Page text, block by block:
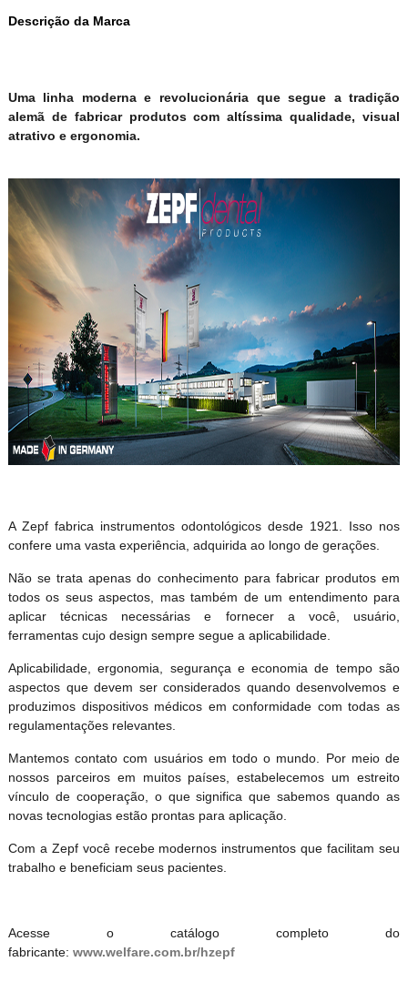
Descrição da Marca
Uma linha moderna e revolucionária que segue a tradição
alemã de fabricar produtos com altíssima qualidade, visual
atrativo e ergonomia.
A Zepf fabrica instrumentos odontológicos desde 1921. Isso nos
confere uma vasta experiência, adquirida ao longo de gerações.
Não se trata apenas do conhecimento para fabricar produtos em
todos os seus aspectos, mas também de um entendimento para
aplicar técnicas necessárias e fornecer a você, usuário,
ferramentas cujo design sempre segue a aplicabilidade.
Aplicabilidade, ergonomia, segurança e economia de tempo são
aspectos que devem ser considerados quando desenvolvemos e
produzimos dispositivos médicos em conformidade com todas as
regulamentações relevantes.
Mantemos contato com usuários em todo o mundo. Por meio de
nossos parceiros em muitos países, estabelecemos um estreito
vínculo de cooperação, o que significa que sabemos quando as
novas tecnologias estão prontas para aplicação.
Com a Zepf você recebe modernos instrumentos que facilitam seu
trabalho e beneficiam seus pacientes.
Acesse o catálogo completo do
fabricante: www.welfare.com.br/hzepf